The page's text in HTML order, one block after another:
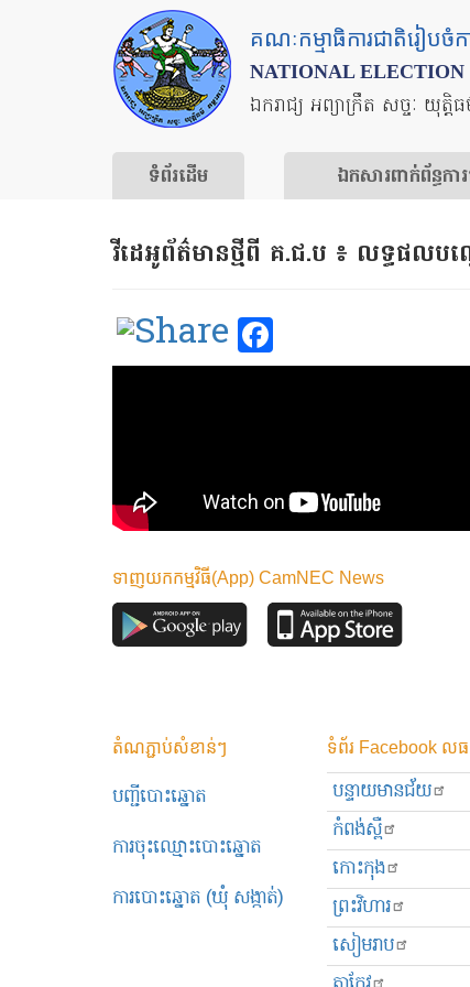
គណៈកម្មាធិការជាតិរៀបចំ
NATIONAL
ឯករាជ្យ អព្យាក្រឹត សច្ចៈ យុត្តិធ
ទំព័រ​ដើម ឯកសារ​ពាក់ព័ន្ធ​កា
វីដេអូព័ត៌មានថ្មីពី គ.ជ.ប ៖ លទ្ធផលបណ្
ទាញយកកម្មវិធី(App) CamNEC News
តំណភ្ជាប់សំខាន់ៗ
បញ្ជីបោះឆ្នោត
ការចុះឈ្មោះបោះឆ្នោត
ការបោះឆ្នោត (ឃុំ សង្កាត់)
ទំព័រ Facebook ល
បន្ទាយមានជ័យ
កំពង់ស្ពឺ
កោះកុង
ព្រះ​វិហារ
សៀមរាប